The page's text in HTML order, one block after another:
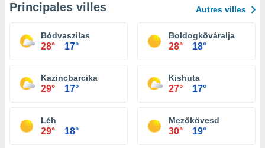
Principales villes Autres villes
Bódvaszilas
28° 17°
Boldogkõváralja
28° 18°
Kazincbarcika
29° 17°
Kishuta
27° 17°
Léh
29° 18°
Mezõkövesd
30° 19°